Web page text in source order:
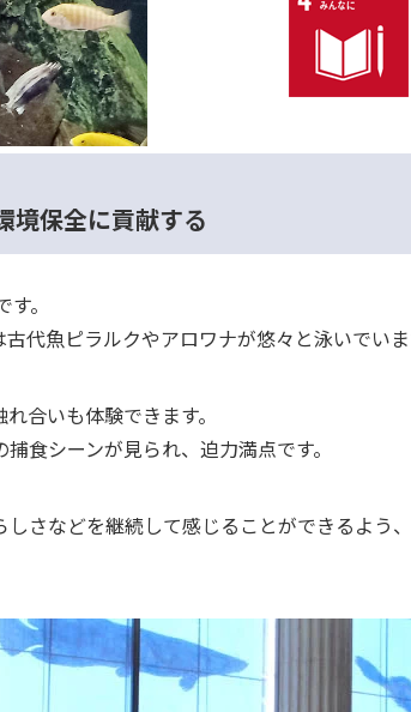
境保全に貢献する
。
代魚ピラルクやアロワナが悠々と泳いでいま
合いも体験できます。
食シーンが見られ、迫力満点です。
さなどを継続して感じることができるよう